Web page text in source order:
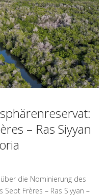
– Ras Siyyan
die Nominierung des
Frères – Ras Siyyan –